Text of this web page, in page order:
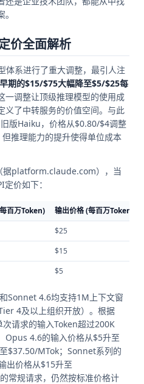
价全面解析
系进行了重大调整，最引人注
期的$15/$75大幅降至$5/$25每
一调整让顶级推理模型的使用成
义了中转服务的价值空间。与此
版Haiku，价格从$0.80/$4调整
推理能力的提升使得单位成本
据platform.claude.com），当
价如下：
百万Token) 输出价格 (每百万Token)
$25
$15
$5
Sonnet 4.6均支持1M上下文窗
4及以上组织开放）。根据
请求的输入Token超过200K
Opus 4.6的输入价格从$5升至
$37.50/MTok；Sonnet系列的
出价格从$15升至
常规请求，仍然按标准价格计